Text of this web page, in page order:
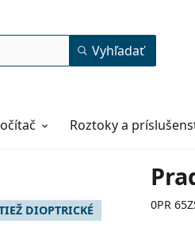
Vyhľadať
Roztoky a
0PR
DIOPTRICKÉ